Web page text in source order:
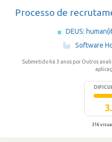
Processo de
DEUS:
Software
Submetido há 3 anos por Outros
316